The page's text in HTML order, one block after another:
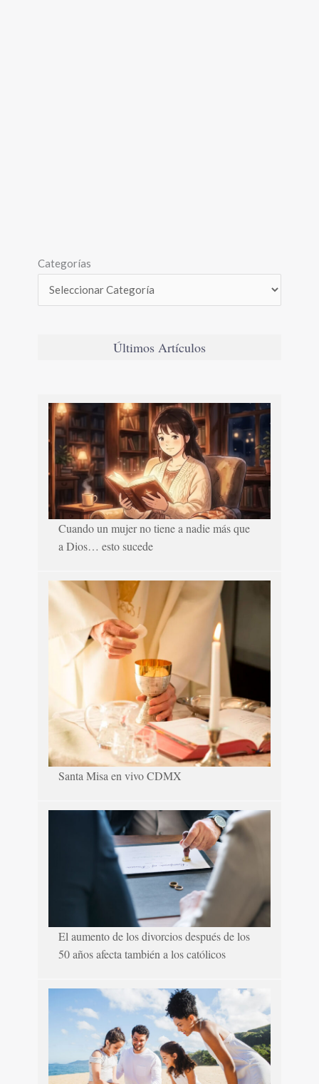
Categorías
Últimos Artículos
Cuando un mujer no tiene a nadie más que
a Dios… esto sucede
Santa Misa en vivo CDMX
El aumento de los divorcios después de los
50 años afecta también a los católicos